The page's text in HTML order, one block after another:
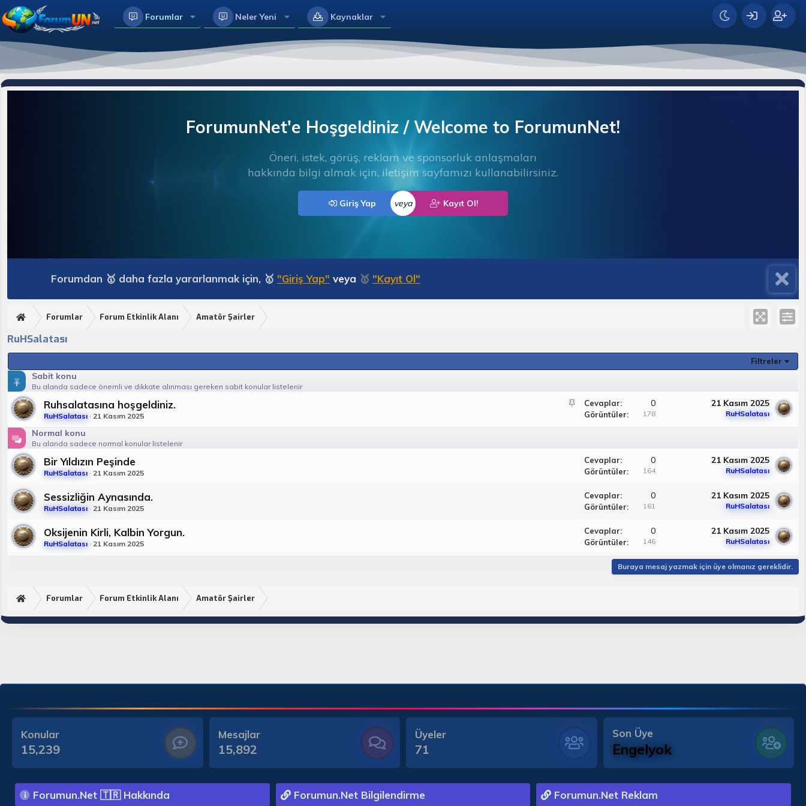
Forumlar Neler Yeni Kaynaklar
ForumunNet'e Hoşgeldiniz / Welcome to ForumunNet!
Öneri, istek, görüş, reklam ve sponsorluk anlaşmaları
hakkında bilgi almak için, iletişim sayfamızı kullanabilirsiniz.
Giriş Yap veya Kayıt Ol!
Forumdan 🥇 daha fazla yararlanmak için, 🥇 "Giriş Yap" veya 🥇 "Kayıt Ol"
Forumlar Forum Etkinlik Alanı Amatör Şairler
RuHSalatası
Filtreler
Sabit konu
Bu alanda sadece önemli ve dikkate alınması gereken sabit konular listelenir
S
Ruhsalatasına hoşgeldiniz.
RuHSalatası 21 Kasım 2025
Cevaplar 0
Görüntüler 178
21 Kasım 2025
RuHSalatası
Normal konu
Bu alanda sadece normal konular listelenir
Bir Yıldızın Peşinde
RuHSalatası 21 Kasım 2025
Cevaplar 0
Görüntüler 164
21 Kasım 2025
RuHSalatası
Sessizliğin Aynasında.
RuHSalatası 21 Kasım 2025
Cevaplar 0
Görüntüler 161
21 Kasım 2025
RuHSalatası
Oksijenin Kirli, Kalbin Yorgun.
RuHSalatası 21 Kasım 2025
Cevaplar 0
Görüntüler 146
21 Kasım 2025
RuHSalatası
Buraya mesaj yazmak için üye olmanız gereklidir.
Forumlar Forum Etkinlik Alanı Amatör Şairler
Konular
15,239
Mesajlar
15,892
Üyeler
71
Son Üye
Engelyok
Forumun.Net 🇹🇷 Hakkında Forumun.Net Bilgilendirme Forumun.Net Reklam